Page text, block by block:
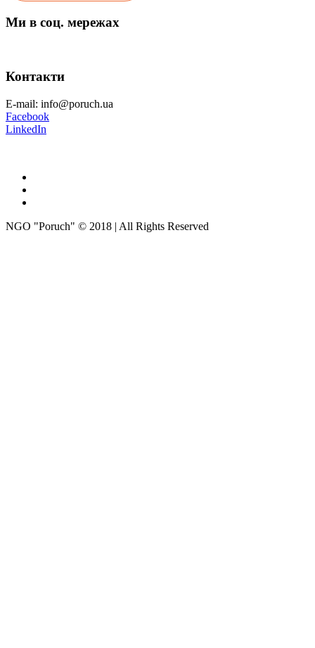
Ми в соц. мережах
Контакти
E-mail: info@poruch.ua
Facebook
LinkedIn
NGO "Poruch" © 2018 | All Rights Reserved